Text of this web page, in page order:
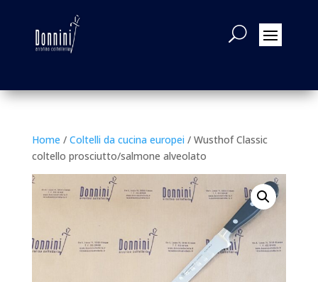
Home / Coltelli da cucina europei / Wusthof Classic
coltello prosciutto/salmone alveolato